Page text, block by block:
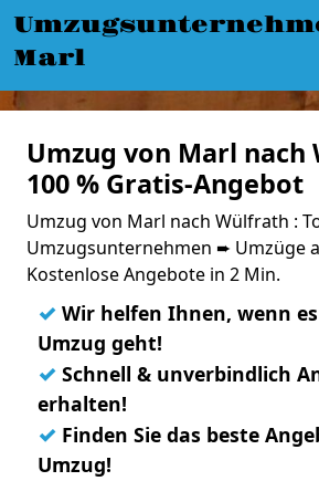
Marl
Umzug von Marl
100 % Gratis-Angebot
Umzug von Marl nach Wülfrath :
Umzugsunternehmen ➨ Umzüge
Kostenlose Angebote in 2 Min.
✓ Wir helfen Ihnen, wenn
Umzug geht!
✓ Schnell & unverbindlich
erhalten!
✓ Finden Sie das beste
Umzug!